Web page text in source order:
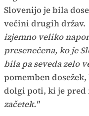
Slovenijo je bila
večini drugih držav.
izjemno veliko
presenečena, ko je
bila pa seveda zelo
pomemben
dolgi poti, ki je
začetek."